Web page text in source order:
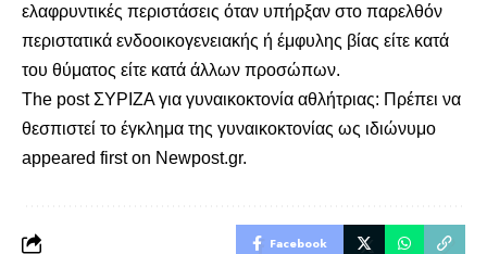
ελαφρυντικές περιστάσεις όταν υπήρξαν στο παρελθόν
περιστατικά ενδοοικογενειακής ή έμφυλης βίας είτε κατά
του θύματος είτε κατά άλλων προσώπων.
The post ΣΥΡΙΖΑ για γυναικοκτονία αθλήτριας: Πρέπει να
θεσπιστεί το έγκλημα της γυναικοκτονίας ως ιδιώνυμο
appeared first on Newpost.gr.
Facebook